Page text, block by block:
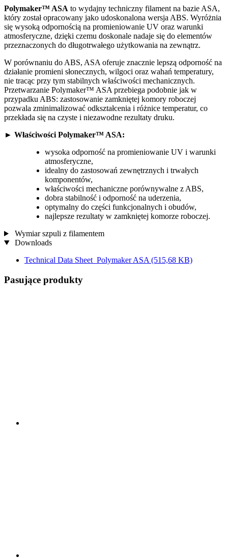
Polymaker™ ASA to wydajny techniczny filament na bazie ASA,
który został opracowany jako udoskonalona wersja ABS. Wyróżnia
się wysoką odpornością na promieniowanie UV oraz warunki
atmosferyczne, dzięki czemu doskonale nadaje się do elementów
przeznaczonych do długotrwałego użytkowania na zewnątrz.
W porównaniu do ABS, ASA oferuje znacznie lepszą odporność na
działanie promieni słonecznych, wilgoci oraz wahań temperatury,
nie tracąc przy tym stabilnych właściwości mechanicznych.
Przetwarzanie Polymaker™ ASA przebiega podobnie jak w
przypadku ABS: zastosowanie zamkniętej komory roboczej
pozwala zminimalizować odkształcenia i różnice temperatur, co
przekłada się na czyste i niezawodne rezultaty druku.
► Właściwości Polymaker™ ASA:
wysoka odporność na promieniowanie UV i warunki
atmosferyczne,
idealny do zastosowań zewnętrznych i trwałych
komponentów,
właściwości mechaniczne porównywalne z ABS,
dobra stabilność i odporność na uderzenia,
optymalny do części funkcjonalnych i obudów,
najlepsze rezultaty w zamkniętej komorze roboczej.
Wymiar szpuli z filamentem
Downloads
Technical Data Sheet_Polymaker ASA (515,68 KB)
Pasujące produkty